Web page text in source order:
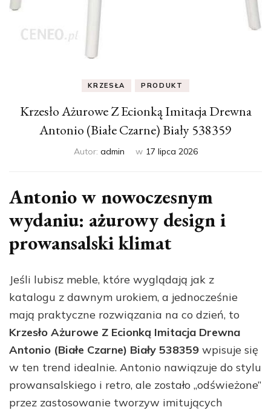
KRZESŁA PRODUKT
Krzesło Ażurowe Z Ecionką Imitacja Drewna
Antonio (Białe Czarne) Biały 538359
Autor: admin w 17 lipca 2026
Antonio w nowoczesnym
wydaniu: ażurowy design i
prowansalski klimat
Jeśli lubisz meble, które wyglądają jak z
katalogu z dawnym urokiem, a jednocześnie
mają praktyczne rozwiązania na co dzień, to
Krzesło Ażurowe Z Ecionką Imitacja Drewna
Antonio (Białe Czarne) Biały 538359 wpisuje się
w ten trend idealnie. Antonio nawiązuje do stylu
prowansalskiego i retro, ale zostało „odświeżone”
przez zastosowanie tworzyw imitujących